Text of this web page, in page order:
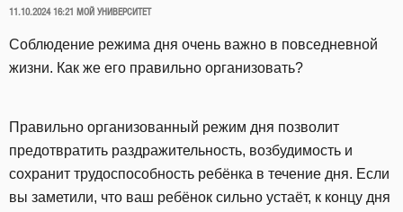
ОПУБЛИКОВАНО
11.10.2024 16:21 МОЙ УНИВЕРСИТЕТ
Соблюдение режима дня очень важно в повседневной
жизни. Как же его правильно организовать?
Правильно организованный режим дня позволит
предотвратить раздражительность, возбудимость и
сохранит трудоспособность ребёнка в течение дня. Если
вы заметили, что ваш ребёнок сильно устаёт, к концу дня